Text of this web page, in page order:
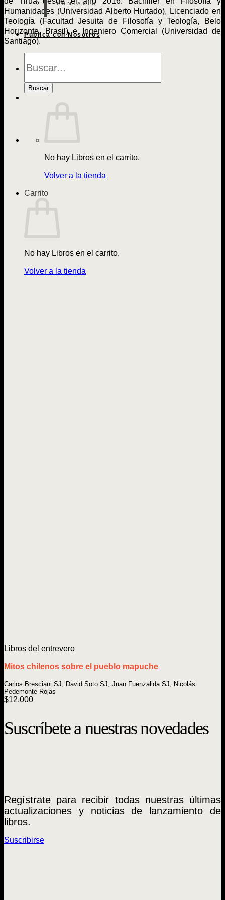
CONTACTO
Publica con Nosotros
de
Buscar
No hay Libros en el carrito.
Volver a la tienda
Carrito
No hay Libros en el carrito.
Volver a la tienda
Humanidades (Universidad Alberto Hurtado), Licenciado en
Teología (Facultad Jesuita de Filosofía y Teología, Belo
Horizonte, Brasil) e Ingeniero Comercial (Universidad de
Santiago).
Libros del entrevero
Mitos chilenos sobre el pueblo mapuche
Carlos Bresciani SJ, David Soto SJ, Juan Fuenzalida SJ, Nicolás
Pedemonte Rojas
$12.000
Suscríbete a nuestras novedades
Regístrate para recibir todas nuestras últimas
actualizaciones y noticias de lanzamiento de
libros.
Suscribirse